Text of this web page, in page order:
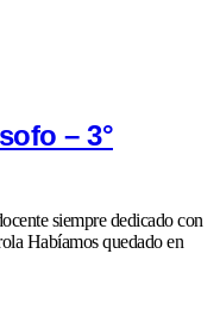
– 3°
siempre dedicado con
Habíamos quedado en